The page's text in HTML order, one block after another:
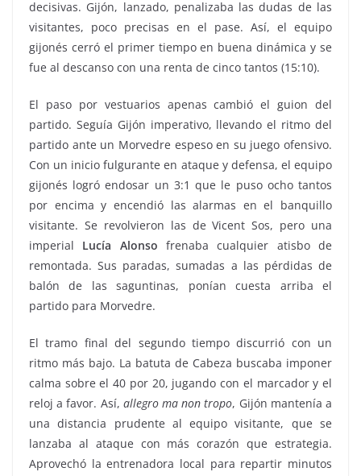
decisivas. Gijón, lanzado, penalizaba las dudas de las
visitantes, poco precisas en el pase. Así, el equipo
gijonés cerró el primer tiempo en buena dinámica y se
fue al descanso con una renta de cinco tantos (15:10).
El paso por vestuarios apenas cambió el guion del
partido. Seguía Gijón imperativo, llevando el ritmo del
partido ante un Morvedre espeso en su juego ofensivo.
Con un inicio fulgurante en ataque y defensa, el equipo
gijonés logró endosar un 3:1 que le puso ocho tantos
por encima y encendió las alarmas en el banquillo
visitante. Se revolvieron las de Vicent Sos, pero una
imperial Lucía Alonso frenaba cualquier atisbo de
remontada. Sus paradas, sumadas a las pérdidas de
balón de las saguntinas, ponían cuesta arriba el
partido para Morvedre.
El tramo final del segundo tiempo discurrió con un
ritmo más bajo. La batuta de Cabeza buscaba imponer
calma sobre el 40 por 20, jugando con el marcador y el
reloj a favor. Así, allegro ma non tropo, Gijón mantenía a
una distancia prudente al equipo visitante, que se
lanzaba al ataque con más corazón que estrategia.
Aprovechó la entrenadora local para repartir minutos